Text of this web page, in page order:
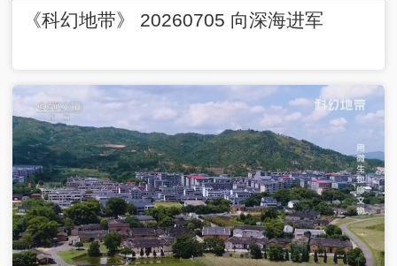
《科幻地带》 20260705 向深海进军